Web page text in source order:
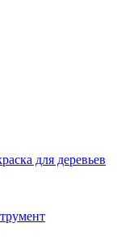
для деревьев